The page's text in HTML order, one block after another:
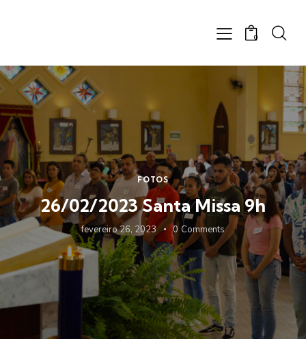
0
FOTOS
26/02/2023 Santa Missa 9h
fevereiro 26, 2023 0 Comments